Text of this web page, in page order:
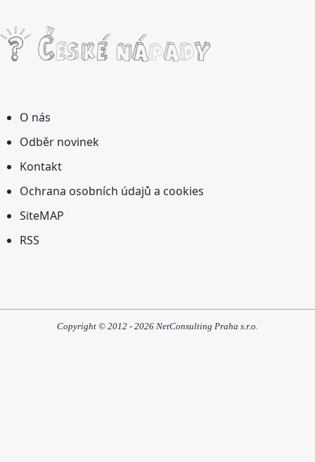
O nás
Odběr novinek
Kontakt
Ochrana osobních údajů a cookies
SiteMAP
RSS
Copyright © 2012 - 2026 NetConsulting Praha s.r.o.